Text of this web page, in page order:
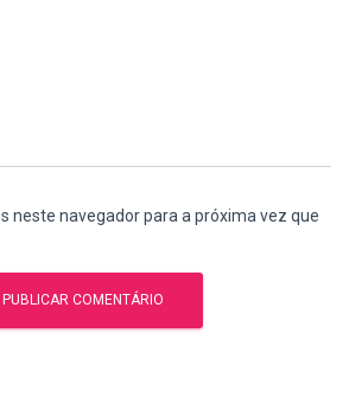
neste navegador para a próxima vez que